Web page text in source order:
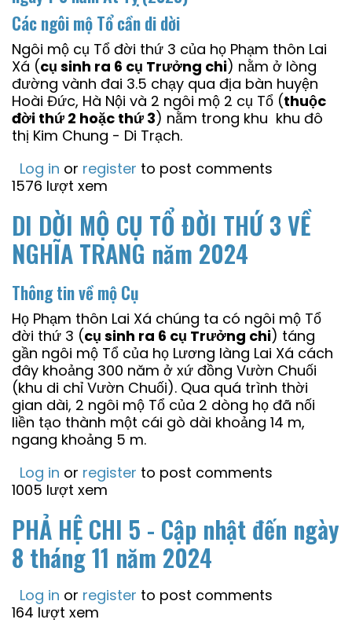
Các ngôi mộ Tổ cần di dời
Ngôi mộ cụ Tổ đời thứ 3 của họ Phạm thôn Lai
Xá (cụ sinh ra 6 cụ Trưởng chi) nằm ở lòng
đường vành đai 3.5 chạy qua địa bàn huyện
Hoài Đức, Hà Nội và 2 ngôi mộ 2 cụ Tổ (thuộc
đời thứ 2 hoặc thứ 3) nằm trong khu khu đô
thị Kim Chung - Di Trạch.
Log in or register to post comments
1576 lượt xem
DI DỜI MỘ CỤ TỔ ĐỜI THỨ 3 VỀ
NGHĨA TRANG năm 2024
Thông tin về mộ Cụ
Họ Phạm thôn Lai Xá chúng ta có ngôi mộ Tổ
đời thứ 3 (cụ sinh ra 6 cụ Trưởng chi) táng
gần ngôi mộ Tổ của họ Lương làng Lai Xá cách
đây khoảng 300 năm ở xứ đồng Vườn Chuối
(khu di chỉ Vườn Chuối). Qua quá trình thời
gian dài, 2 ngôi mộ Tổ của 2 dòng họ đã nối
liền tạo thành một cái gò dài khoảng 14 m,
ngang khoảng 5 m.
Log in or register to post comments
1005 lượt xem
PHẢ HỆ CHI 5 - Cập nhật đến ngày
8 tháng 11 năm 2024
Log in or register to post comments
164 lượt xem